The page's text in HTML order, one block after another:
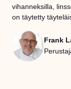
vihanneksilla,
on täytetty
Frank